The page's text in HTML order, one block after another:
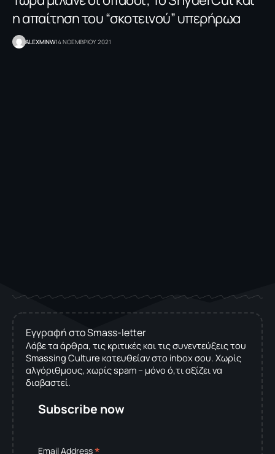
η απαίτηση του “σκοτεινού” υπερήρωα
ALEXMINW14 ΝΟΕΜΒΡΙΟΥ 2021
Εγγραφή στο Smass-letter
Λάβε τα άρθρα, τις κριτικές και τις συνεντεύξεις του
Smassing Culture κατευθείαν στο inbox σου. Χωρίς
αλγόριθμους, χωρίς spam – μόνο ό,τι αξίζει να
διαβαστεί.
Subscribe now
Email Address